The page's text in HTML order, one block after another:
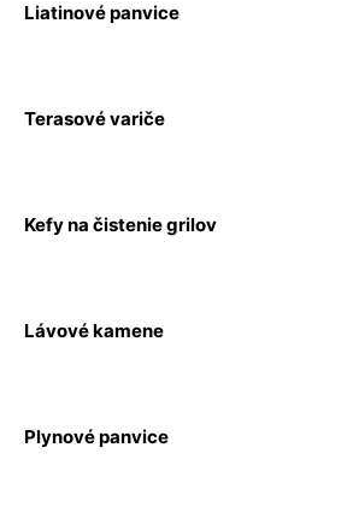
Liatinové panvice
Terasové variče
Kefy na čistenie grilov
Lávové kamene
Plynové panvice